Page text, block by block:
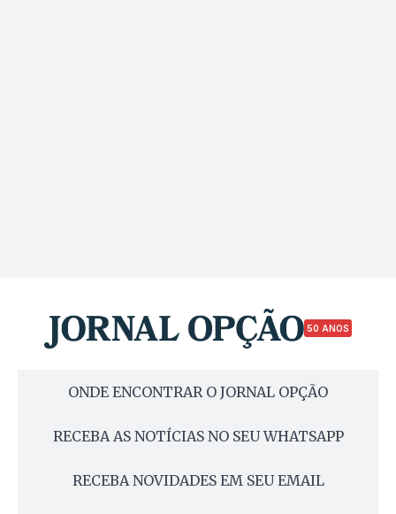
50 ANOS
ONDE ENCONTRAR O JORNAL OPÇÃO
RECEBA AS NOTÍCIAS NO SEU WHATSAPP
RECEBA NOVIDADES EM SEU EMAIL